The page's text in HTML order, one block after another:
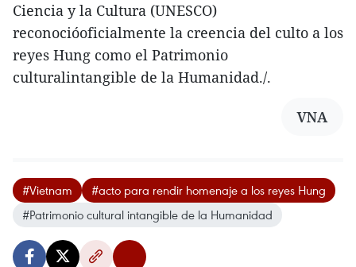
Ciencia y la Cultura (UNESCO)
reconocióoficialmente la creencia del culto a los
reyes Hung como el Patrimonio
culturalintangible de la Humanidad./.
VNA
#Vietnam
#acto para rendir homenaje a los reyes Hung
#Patrimonio cultural intangible de la Humanidad